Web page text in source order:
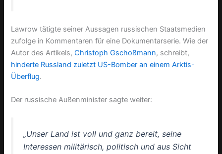
Lawrow tätigte seiner Aussagen russischen Staatsmedien
zufolge in Kommentaren für eine Dokumentarserie. Wie der
Autor des Artikels,Christoph Gschoßmann, schreibt,
hinderte Russland zuletzt US-Bomber an einem Arktis-
Überflug.
Der russische Außenminister sagte weiter:
„Unser Land ist voll und ganz bereit, seine
Interessen militärisch, politisch und aus Sicht